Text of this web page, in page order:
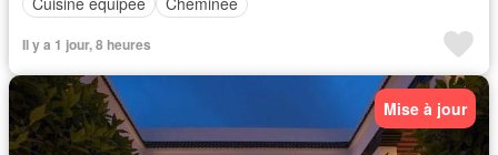
Il y a 1 jour, 8 heures
Mise à jour